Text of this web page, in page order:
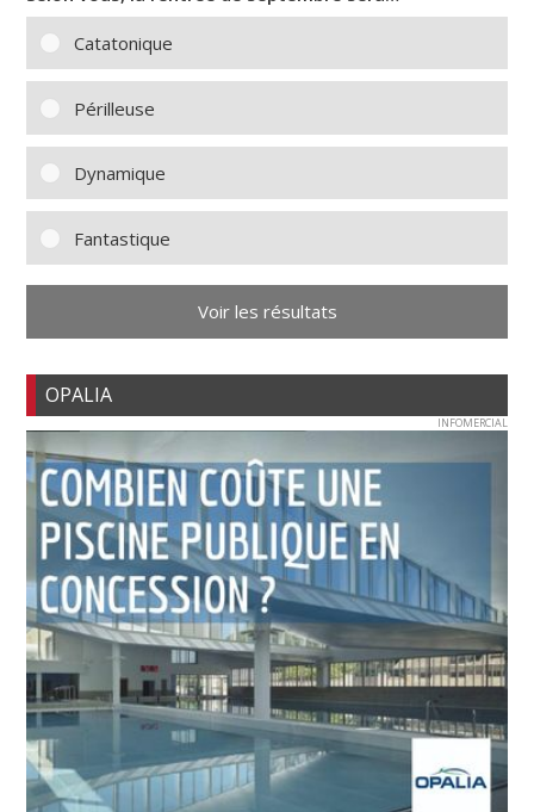
Catatonique
Périlleuse
Dynamique
Fantastique
Voir les résultats
OPALIA
INFOMERCIAL